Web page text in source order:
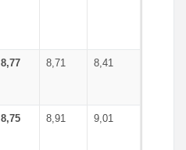
8,77 8,71 8,41
8,75 8,91 9,01